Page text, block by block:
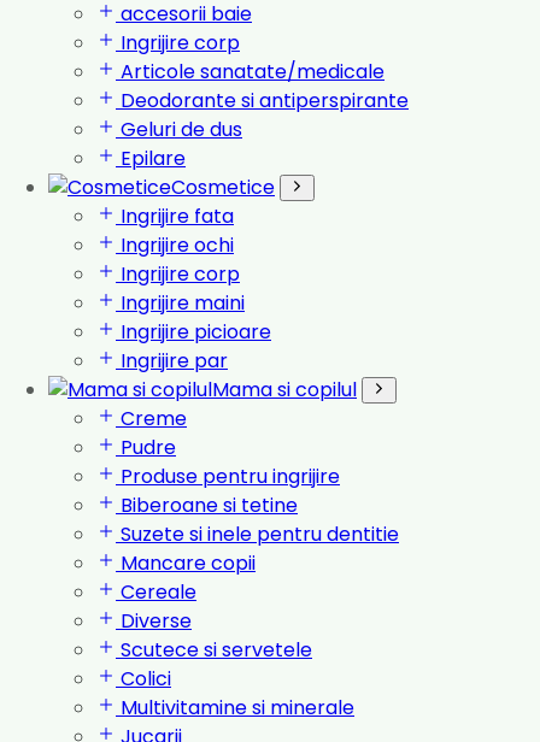
accesorii baie
Ingrijire corp
Articole sanatate/medicale
Deodorante si antiperspirante
Geluri de dus
Epilare
Cosmetice
Ingrijire fata
Ingrijire ochi
Ingrijire corp
Ingrijire maini
Ingrijire picioare
Ingrijire par
Mama si copilul
Creme
Pudre
Produse pentru ingrijire
Biberoane si tetine
Suzete si inele pentru dentitie
Mancare copii
Cereale
Diverse
Scutece si servetele
Colici
Multivitamine si minerale